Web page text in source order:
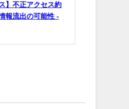
】不正アクセス約
報流出の可能性 -